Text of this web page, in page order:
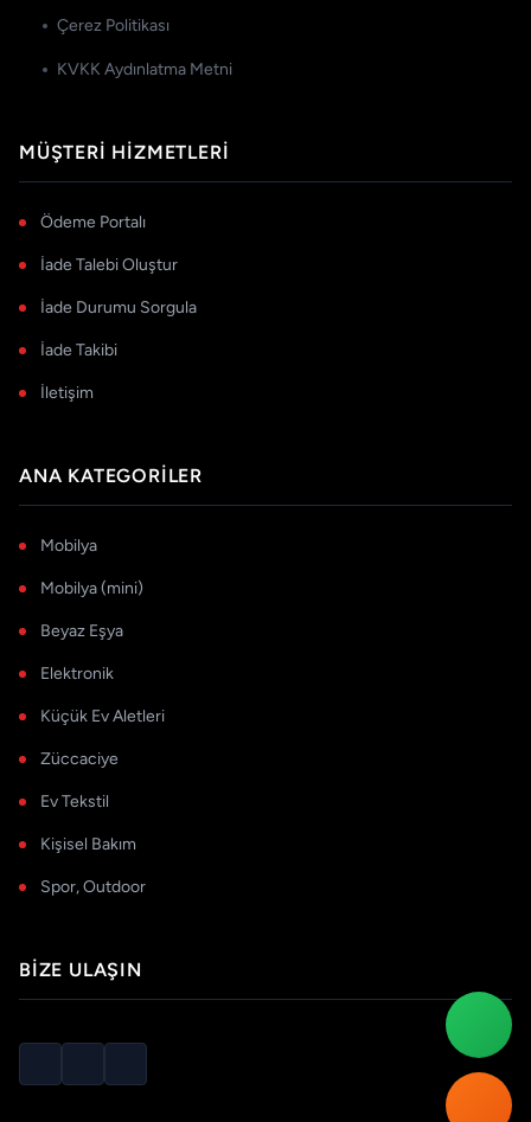
Çerez Politikası
KVKK Aydınlatma Metni
MÜŞTERI HIZMETLERI
Ödeme Portalı
İade Talebi Oluştur
İade Durumu Sorgula
İade Takibi
İletişim
ANA KATEGORILER
Mobilya
Mobilya (mini)
Beyaz Eşya
Elektronik
Küçük Ev Aletleri
Züccaciye
Ev Tekstil
Kişisel Bakım
Spor, Outdoor
BIZE ULAŞIN